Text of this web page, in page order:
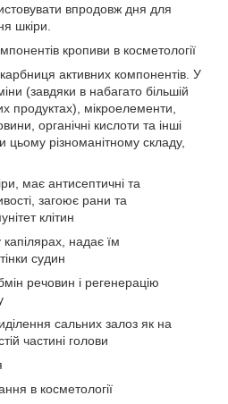
впродовж дня для
шкіри.
кропиви в косметології
активних компонентів. У
(завдяки в набагато більшій
продуктах), мікроелементи,
органічні кислоти та інші
цьому різноманітному складу,
має антисептичні та
загоює рани та
клітин
надає їм
судин
речовин і регенерацію
сальних залоз як на
частині голови
в косметології